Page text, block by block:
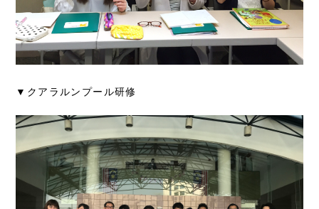
▼クアラルンプール研修